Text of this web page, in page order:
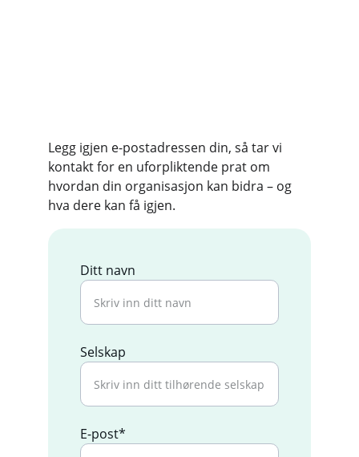
Ditt navn
Selskap
E-post*
Legg igjen e-postadressen din, så tar vi
kontakt for en uforpliktende prat om
hvordan din organisasjon kan bidra – og
hva dere kan få igjen.